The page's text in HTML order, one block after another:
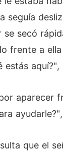
seguía
secó
frente a
aquí?",
aparecer
que el